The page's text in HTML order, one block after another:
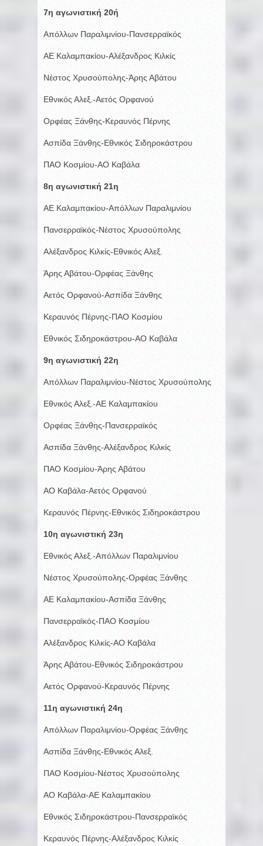
7η αγωνιστική 20ή
Απόλλων Παραλιμνίου-Πανσερραϊκός
ΑΕ Καλαμπακίου-Αλέξανδρος Κιλκίς
Νέστος Χρυσούπολης-Άρης Αβάτου
Εθνικός Αλεξ.-Αετός Ορφανού
Ορφέας Ξάνθης-Κεραυνός Πέρνης
Ασπίδα Ξάνθης-Εθνικός Σιδηροκάστρου
ΠΑΟ Κοσμίου-ΑΟ Καβάλα
8η αγωνιστική 21η
ΑΕ Καλαμπακίου-Απόλλων Παραλιμνίου
Πανσερραϊκός-Νέστος Χρυσούπολης
Αλέξανδρος Κιλκίς-Εθνικός Αλεξ.
Άρης Αβάτου-Ορφέας Ξάνθης
Αετός Ορφανού-Ασπίδα Ξάνθης
Κεραυνός Πέρνης-ΠΑΟ Κοσμίου
Εθνικός Σιδηροκάστρου-ΑΟ Καβάλα
9η αγωνιστική 22η
Απόλλων Παραλιμνίου-Νέστος Χρυσούπολης
Εθνικός Αλεξ.-ΑΕ Καλαμπακίου
Ορφέας Ξάνθης-Πανσερραϊκός
Ασπίδα Ξάνθης-Αλέξανδρος Κιλκίς
ΠΑΟ Κοσμίου-Άρης Αβάτου
ΑΟ Καβάλα-Αετός Ορφανού
Κεραυνός Πέρνης-Εθνικός Σιδηροκάστρου
10η αγωνιστική 23η
Εθνικός Αλεξ.-Απόλλων Παραλιμνίου
Νέστος Χρυσούπολης-Ορφέας Ξάνθης
ΑΕ Καλαμπακίου-Ασπίδα Ξάνθης
Πανσερραϊκός-ΠΑΟ Κοσμίου
Αλέξανδρος Κιλκίς-ΑΟ Καβάλα
Άρης Αβάτου-Εθνικός Σιδηροκάστρου
Αετός Ορφανού-Κεραυνός Πέρνης
11η αγωνιστική 24η
Απόλλων Παραλιμνίου-Ορφέας Ξάνθης
Ασπίδα Ξάνθης-Εθνικός Αλεξ.
ΠΑΟ Κοσμίου-Νέστος Χρυσούπολης
ΑΟ Καβάλα-ΑΕ Καλαμπακίου
Εθνικός Σιδηροκάστρου-Πανσερραϊκός
Κεραυνός Πέρνης-Αλέξανδρος Κιλκίς